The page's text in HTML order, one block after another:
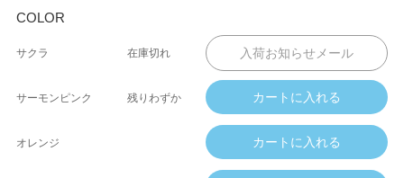
COLOR
サクラ 在庫切れ
サーモンピンク 残りわずか
オレンジ